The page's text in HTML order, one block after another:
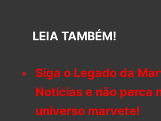
LEIA TAMBÉM!
Siga o Legado da
Notícias e não perca
universo marvete!